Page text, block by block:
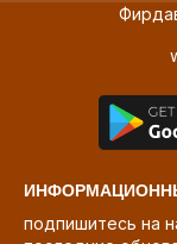
подпишитесь на